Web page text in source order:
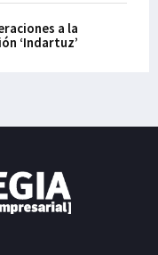
a la
‘Indartuz’